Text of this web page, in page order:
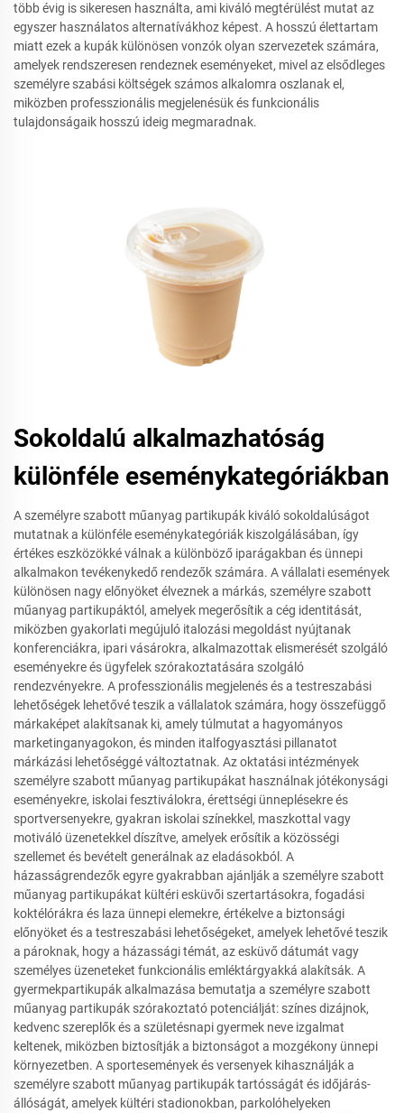
több évig is sikeresen használta, ami kiváló megtérülést mutat az
egyszer használatos alternatívákhoz képest. A hosszú élettartam
miatt ezek a kupák különösen vonzók olyan szervezetek számára,
amelyek rendszeresen rendeznek eseményeket, mivel az elsődleges
személyre szabási költségek számos alkalomra oszlanak el,
miközben professzionális megjelenésük és funkcionális
tulajdonságaik hosszú ideig megmaradnak.
Sokoldalú alkalmazhatóság
különféle eseménykategóriákban
A személyre szabott műanyag partikupák kiváló sokoldalúságot
mutatnak a különféle eseménykategóriák kiszolgálásában, így
értékes eszközökké válnak a különböző iparágakban és ünnepi
alkalmakon tevékenykedő rendezők számára. A vállalati események
különösen nagy előnyöket élveznek a márkás, személyre szabott
műanyag partikupáktól, amelyek megerősítik a cég identitását,
miközben gyakorlati megújuló italozási megoldást nyújtanak
konferenciákra, ipari vásárokra, alkalmazottak elismerését szolgáló
eseményekre és ügyfelek szórakoztatására szolgáló
rendezvényekre. A professzionális megjelenés és a testreszabási
lehetőségek lehetővé teszik a vállalatok számára, hogy összefüggő
márkaképet alakítsanak ki, amely túlmutat a hagyományos
marketinganyagokon, és minden italfogyasztási pillanatot
márkázási lehetőséggé változtatnak. Az oktatási intézmények
személyre szabott műanyag partikupákat használnak jótékonysági
eseményekre, iskolai fesztiválokra, érettségi ünneplésekre és
sportversenyekre, gyakran iskolai színekkel, maszkottal vagy
motiváló üzenetekkel díszítve, amelyek erősítik a közösségi
szellemet és bevételt generálnak az eladásokból. A
házasságrendezők egyre gyakrabban ajánlják a személyre szabott
műanyag partikupákat kültéri esküvői szertartásokra, fogadási
koktélórákra és laza ünnepi elemekre, értékelve a biztonsági
előnyöket és a testreszabási lehetőségeket, amelyek lehetővé teszik
a pároknak, hogy a házassági témát, az esküvő dátumát vagy
személyes üzeneteket funkcionális emléktárgyakká alakítsák. A
gyermekpartikupák alkalmazása bemutatja a személyre szabott
műanyag partikupák szórakoztató potenciálját: színes dizájnok,
kedvenc szereplők és a születésnapi gyermek neve izgalmat
keltenek, miközben biztosítják a biztonságot a mozgékony ünnepi
környezetben. A sportesemények és versenyek kihasználják a
személyre szabott műanyag partikupák tartósságát és időjárás-
állóságát, amelyek kültéri stadionokban, parkolóhelyeken